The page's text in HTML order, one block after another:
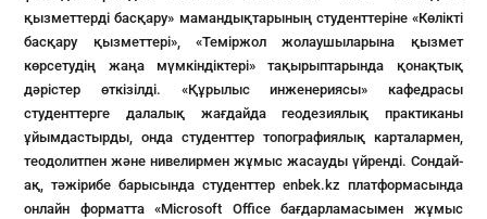
қызметтерді басқару» мамандықтарының студенттеріне «Көлікті
басқару қызметтері», «Теміржол жолаушыларына қызмет
көрсетудің жаңа мүмкіндіктері» тақырыптарында қонақтық
дәрістер өткізілді. «Құрылыс инженериясы» кафедрасы
студенттерге далалық жағдайда геодезиялық практиканы
ұйымдастырды, онда студенттер топографиялық карталармен,
теодолитпен және нивелирмен жұмыс жасауды үйренді. Сондай-
ақ, тәжірибе барысында студенттер enbek.kz платформасында
онлайн форматта «Microsoft Office бағдарламасымен жұмыс